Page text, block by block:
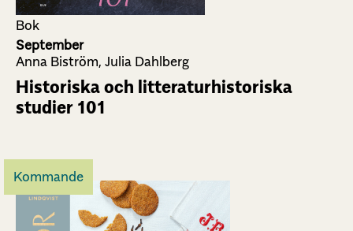
Bok
September
Anna Biström, Julia Dahlberg
Historiska och litteraturhistoriska
studier 101
Kommande